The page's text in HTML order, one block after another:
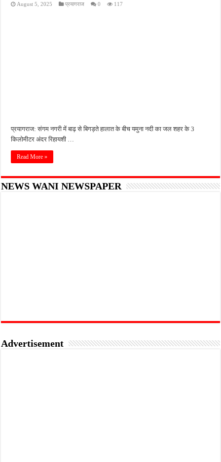
फतेहपुर के देवीगंज में दूषित पेयजल से बढ़ा संकट, बदबूदार पानी और जलभराव पर फूटा लोगों का
August 5, 2025 प्रयागराज 0 117
प्रयागराज: संगम नगरी में बाढ़ से बिगड़ते हालात के बीच यमुना नदी का जल शहर के 3
किलोमीटर अंदर रिहायशी …
Read More »
NEWS WANI NEWSPAPER
Advertisement